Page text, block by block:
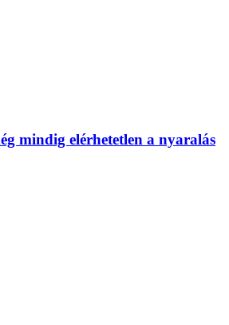
mindig elérhetetlen a nyaralás